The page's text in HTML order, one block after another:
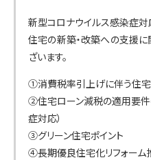
新型コロナウイルス感染症対
住宅の新築・改築への支援
ざいます。
①消費税率引上げに伴う住宅
②住宅ローン減税の適用要件
症対応）
③グリーン住宅ポイント
④長期優良住宅化リフォーム